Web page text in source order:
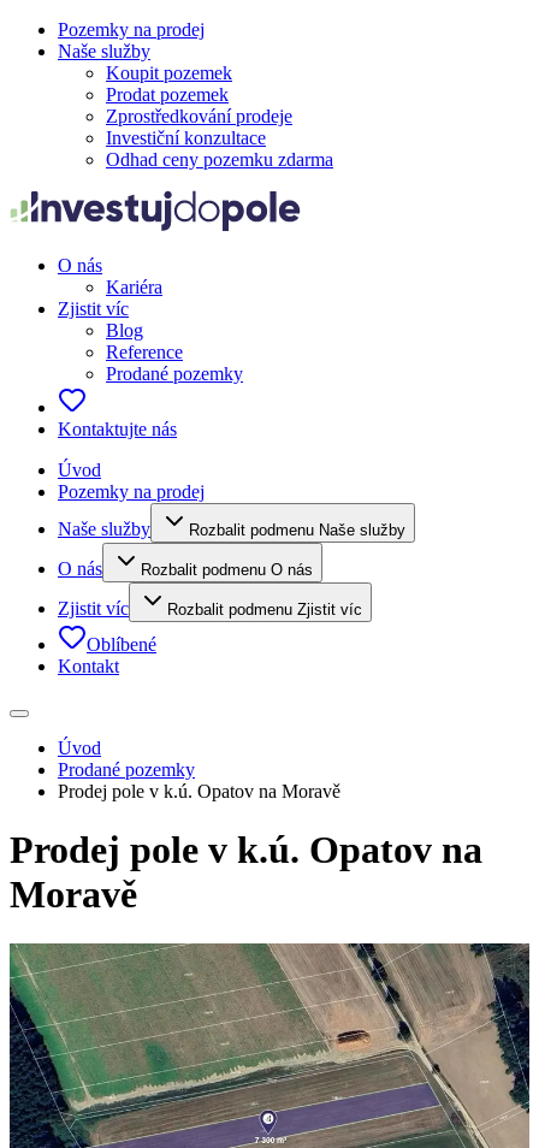
Pozemky na prodej
Naše služby
Koupit pozemek
Prodat pozemek
Zprostředkování prodeje
Investiční konzultace
Odhad ceny pozemku zdarma
O nás
Kariéra
Zjistit víc
Blog
Reference
Prodané pozemky
Kontaktujte nás
Úvod
Pozemky na prodej
Naše služby
Rozbalit podmenu Naše služby
O nás Rozbalit podmenu O nás
Zjistit víc Rozbalit podmenu Zjistit víc
Oblíbené
Kontakt
Úvod
Prodané pozemky
Prodej pole v k.ú. Opatov na Moravě
Prodej pole v k.ú. Opatov na
Moravě